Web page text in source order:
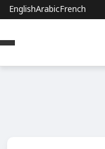
French
Arabic
English